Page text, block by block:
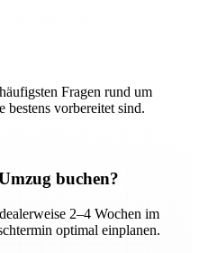
Fragen rund um
bestens vorbereitet sind.
buchen?
2–4 Wochen im
optimal einplanen.